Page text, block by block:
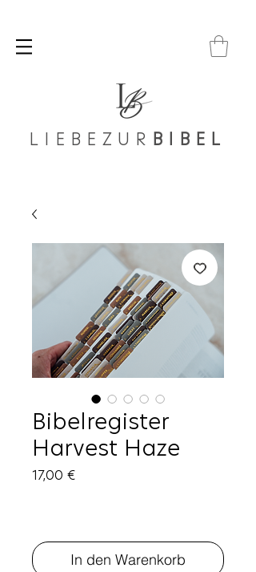
LIEBEZUR BIBEL
Bibelregister
Harvest Haze
17,00 €Preis
In den Warenkorb